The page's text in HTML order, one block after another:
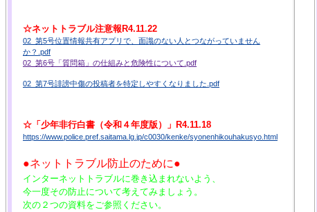
☆ネットトラブル注意報R4.11.22
02_第5号位置情報共有アプリで、面識のない人とつながっていません
か？.pdf
02_第6号「質問箱」の仕組みと危険性について.pdf
02_第7号誹謗中傷の投稿者を特定しやすくなりました.pdf
☆「少年非行白書（令和４年度版）」R4.11.18
https://www.police.pref.saitama.lg.jp/c0030/kenke/syonenhikouhakusyo.html
●ネットトラブル防止のために●
インターネットトラブルに巻き込まれないよう、
今一度その防止について考えてみましょう。
次の２つの資料をご参照ください。